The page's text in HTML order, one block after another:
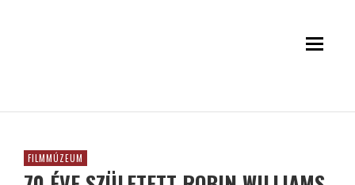
FILMMÚZEUM